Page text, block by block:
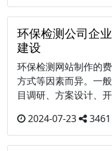
环保检测公司企
建设
环保检测网站制作的
方式等因素而异。一
目调研、方案设计、
2024-07-23
3461